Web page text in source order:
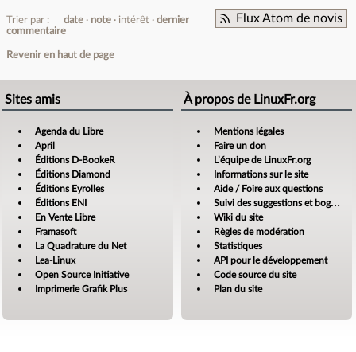
Flux Atom de novis
Trier par : date note intérêt
dernier
commentaire
Revenir en haut de page
Sites amis
Agenda du Libre
April
Éditions D-BookeR
Éditions Diamond
Éditions Eyrolles
Éditions ENI
En Vente Libre
Framasoft
La Quadrature du Net
Lea-Linux
Open Source Initiative
Imprimerie Grafik Plus
À propos de LinuxFr.org
Mentions légales
Faire un don
L’équipe de LinuxFr.org
Informations sur le site
Aide / Foire aux questions
Suivi des suggestions et bogues
Wiki du site
Règles de modération
Statistiques
API pour le développement
Code source du site
Plan du site